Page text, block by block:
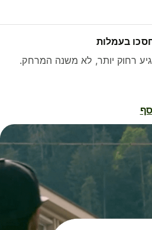
בעמלות
רחוק יותר, לא משנה המרחק.